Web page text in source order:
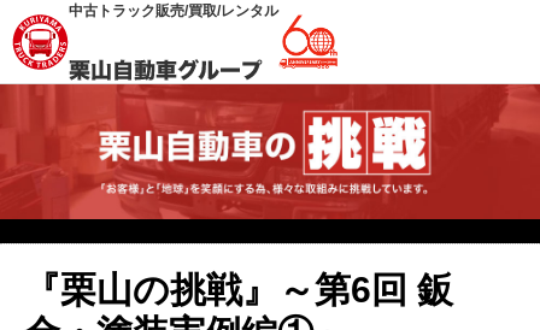
中古トラック販売/買取/レンタル
『栗山の挑戦』～第6回 鈑